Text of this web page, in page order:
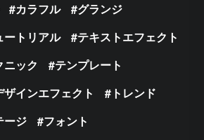
カラフル
グランジ
ートリアル
テキストエフェクト
ニック
テンプレート
ザインエフェクト
トレンド
ージ
フォント